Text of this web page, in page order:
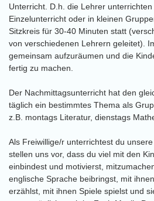
Unterricht. D.h. die Lehrer
Einzelunterricht oder in kleinen
Sitzkreis für 30-40 Minuten statt
von verschiedenen Lehrern geleitet).
gemeinsam aufzuräumen und die
fertig zu machen.
Der Nachmittagsunterricht hat den
täglich ein bestimmtes Thema als
z.B. montags Literatur, dienstags
Als Freiwillige/r unterrichtest du
stellen uns vor, dass du viel mit den
einbindest und motivierst,
englische Sprache beibringst, mit
erzählst, mit ihnen Spiele spielst und